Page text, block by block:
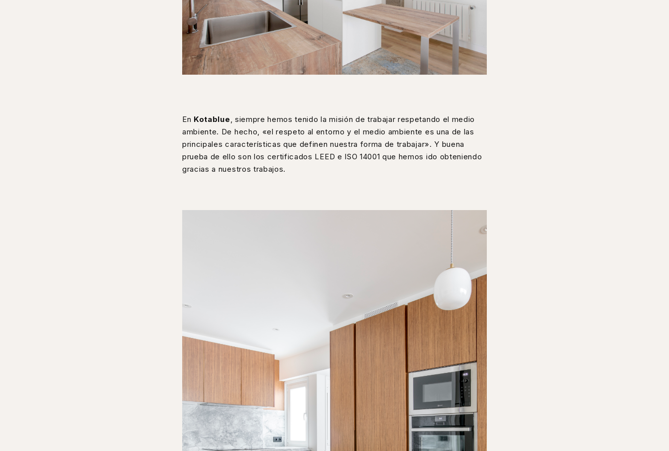
En Kotablue, siempre hemos tenido la misión de trabajar respetando el medio
ambiente. De hecho, «el respeto al entorno y el medio ambiente es una de las
principales características que definen nuestra forma de trabajar». Y buena
prueba de ello son los certificados LEED e ISO 14001 que hemos ido obteniendo
gracias a nuestros trabajos.